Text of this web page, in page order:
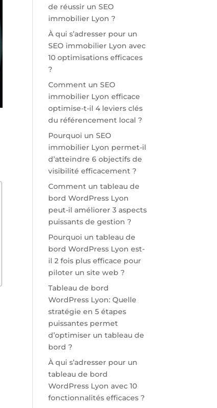
de réussir un SEO
immobilier Lyon ?
À qui s’adresser pour un
SEO immobilier Lyon avec
10 optimisations efficaces
?
Comment un SEO
immobilier Lyon efficace
optimise-t-il 4 leviers clés
du référencement local ?
Pourquoi un SEO
immobilier Lyon permet-il
d’atteindre 6 objectifs de
visibilité efficacement ?
Comment un tableau de
bord WordPress Lyon
peut-il améliorer 3 aspects
puissants de gestion ?
Pourquoi un tableau de
bord WordPress Lyon est-
il 2 fois plus efficace pour
piloter un site web ?
Tableau de bord
WordPress Lyon: Quelle
stratégie en 5 étapes
puissantes permet
d’optimiser un tableau de
bord ?
À qui s’adresser pour un
tableau de bord
WordPress Lyon avec 10
fonctionnalités efficaces ?